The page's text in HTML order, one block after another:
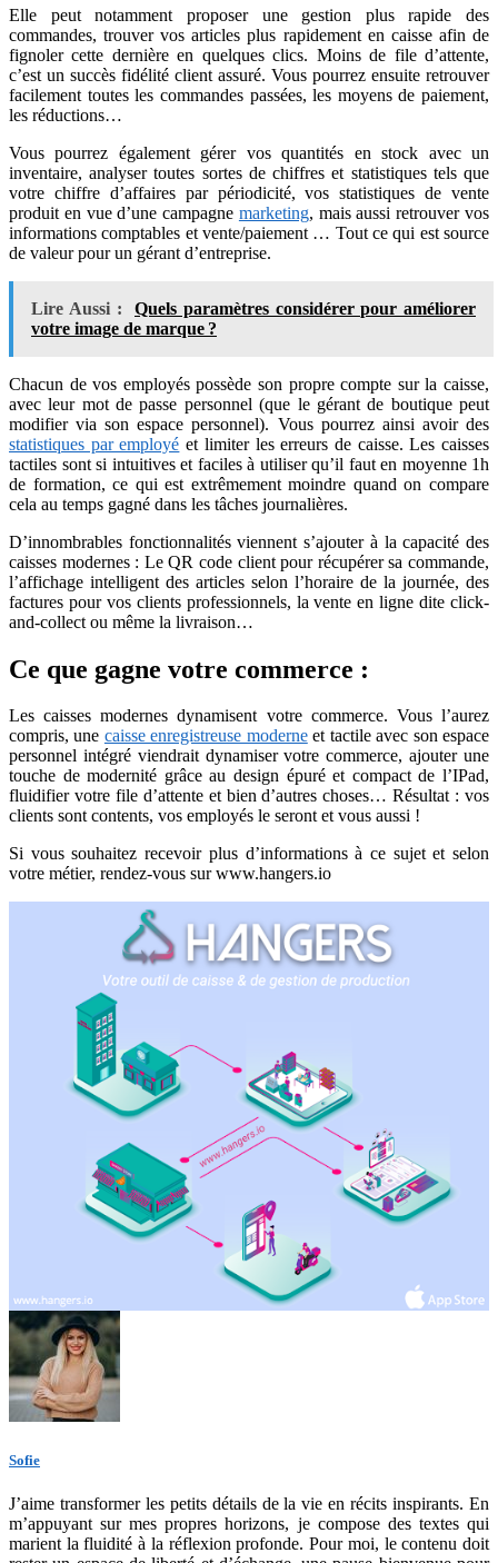
Elle peut notamment proposer une gestion plus rapide des
commandes, trouver vos articles plus rapidement en caisse afin de
fignoler cette dernière en quelques clics. Moins de file d’attente,
c’est un succès fidélité client assuré. Vous pourrez ensuite retrouver
facilement toutes les commandes passées, les moyens de paiement,
les réductions…
Vous pourrez également gérer vos quantités en stock avec un
inventaire, analyser toutes sortes de chiffres et statistiques tels que
votre chiffre d’affaires par périodicité, vos statistiques de vente
produit en vue d’une campagne marketing, mais aussi retrouver vos
informations comptables et vente/paiement … Tout ce qui est source
de valeur pour un gérant d’entreprise.
Lire Aussi :
Quels paramètres considérer pour améliorer
votre image de marque ?
Chacun de vos employés possède son propre compte sur la caisse,
avec leur mot de passe personnel (que le gérant de boutique peut
modifier via son espace personnel). Vous pourrez ainsi avoir des
statistiques par employé et limiter les erreurs de caisse. Les caisses
tactiles sont si intuitives et faciles à utiliser qu’il faut en moyenne 1h
de formation, ce qui est extrêmement moindre quand on compare
cela au temps gagné dans les tâches journalières.
D’innombrables fonctionnalités viennent s’ajouter à la capacité des
caisses modernes : Le QR code client pour récupérer sa commande,
l’affichage intelligent des articles selon l’horaire de la journée, des
factures pour vos clients professionnels, la vente en ligne dite click-
and-collect ou même la livraison…
Ce que gagne votre commerce :
Les caisses modernes dynamisent votre commerce. Vous l’aurez
compris, une caisse enregistreuse moderneet tactile avec son espace
personnel intégré viendrait dynamiser votre commerce, ajouter une
touche de modernité grâce au design épuré et compact de l’IPad,
fluidifier votre file d’attente et bien d’autres choses… Résultat : vos
clients sont contents, vos employés le seront et vous aussi !
Si vous souhaitez recevoir plus d’informations à ce sujet et selon
votre métier, rendez-vous sur www.hangers.io
Sofie
J’aime transformer les petits détails de la vie en récits inspirants. En
m’appuyant sur mes propres horizons, je compose des textes qui
marient la fluidité à la réflexion profonde. Pour moi, le contenu doit